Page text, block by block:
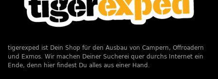
tigerexped ist Dein Shop für den Ausbau von Campern, Offroadern
und Exmos. Wir machen Deiner Sucherei quer durchs Internet ein
Ende, denn hier findest Du alles aus einer Hand.